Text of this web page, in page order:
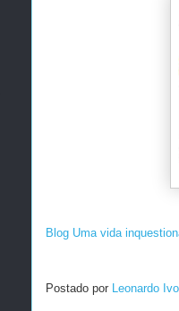
Blog Uma vida
Postado por Leonardo Ivo